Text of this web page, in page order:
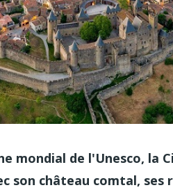
mondial de l'Unesco, la
son château comtal,